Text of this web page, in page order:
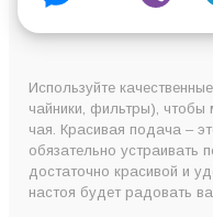
Используйте
чайники, фильтры),
чая. Красивая подача –
обязательно устраивать
достаточно красивой и
настоя будет радовать